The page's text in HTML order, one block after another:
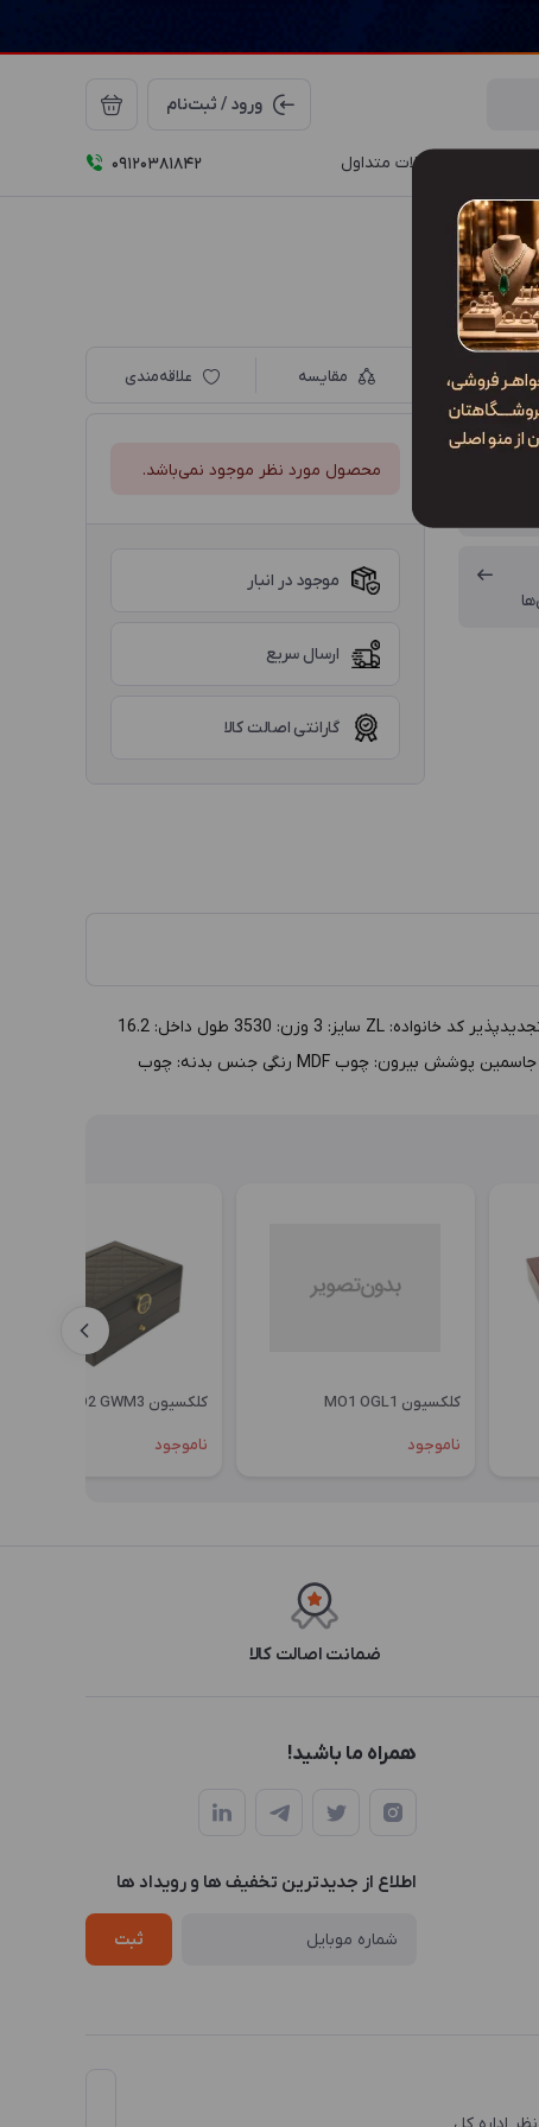
ورود / ثبت‌نام
سوالات متداول 09120381842
مقایسه علاقه‌مندی
محصول مورد نظر موجود نمی‌باشد.
موجود در انبار
ارسال سریع
گارانتی اصالت کالا
توضيحات :کلکسیون چوبی سایز 3 مدل ZL، سفید داخل مشکی(کشودار-دوطبقه) گروه: جعبه طلا و جواهر دسته بندي: کلکسیون توليد: ایرانی تجدیدپذیر کد خانواده: ZL سايز: 3 وزن: 3530 طول داخل: 16.2
کلکسیون MO1 OGL1
ناموجود
کلکسیون KO2 GWM3
ناموجود
ضمانت اصالت کالا
همراه ما باشید!
اطلاع از جدیدترین تخفیف ها و رویداد ها
ثبت